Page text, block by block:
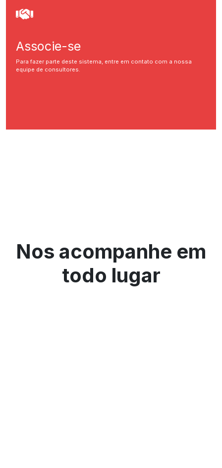
Associe-se
Para fazer parte deste sistema, entre em contato com a nossa
equipe de consultores.
Nos acompanhe em
todo lugar